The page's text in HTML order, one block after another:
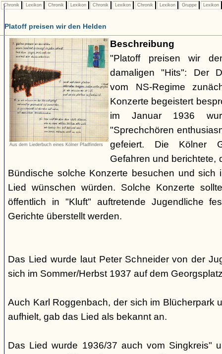
Chronik Lexikon Chronik Lexikon Chronik Lexikon Chronik Lexikon Gruppe Lexikon
Platoff preisen wir den Helden
Aus dem Liederbuch eines Kölner Pfadfinders
Beschreibung
"Platoff preisen wir
damaligen "Hits": Der
vom NS-Regime
Konzerte begeistert
im Januar 1936
"Sprechchören
gefeiert. Die Kölner
Gefahren und berichtete,
Bündische solche Konzerte besuchen und sich
Lied wünschen würden. Solche Konzerte
öffentlich in "Kluft" auftretende Jugendliche
Gerichte überstellt werden.
Das Lied wurde laut Peter Schneider von der
sich im Sommer/Herbst 1937 auf dem
Auch Karl Roggenbach, der sich im Blücherpark
aufhielt, gab das Lied als bekannt an.
Das Lied wurde 1936/37 auch vom Singkreis"